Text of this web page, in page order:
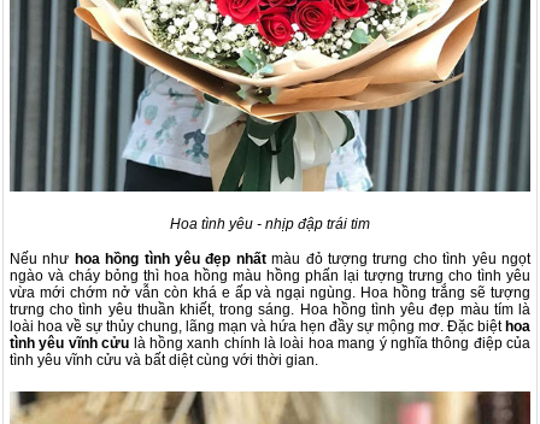
Hoa tình yêu - nhịp đập trái tim
Nếu như hoa hồng tình yêu đẹp nhấtmàu đỏ tượng trưng cho tình yêu ngọt
ngào và cháy bỏng thì hoa hồng màu hồng phấn lại tượng trưng cho tình yêu
vừa mới chớm nở vẫn còn khá e ấp và ngại ngùng. Hoa hồng trắng sẽ tượng
trưng cho tình yêu thuần khiết, trong sáng. Hoa hồng tình yêu đẹp màu tím là
loài hoa về sự thủy chung, lãng mạn và hứa hẹn đầy sự mộng mơ. Đặc biệt hoa
tình yêu vĩnh cửu là hồng xanh chính là loài hoa mang ý nghĩa thông điệp của
tình yêu vĩnh cửu và bất diệt cùng với thời gian.